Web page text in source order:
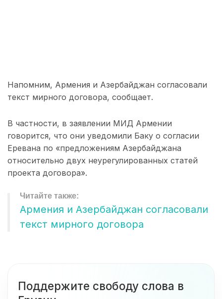
Напомним, Армения и Азербайджан согласовали
текст мирного договора, сообщает.
В частности, в заявлении МИД Армении
говорится, что они уведомили Баку о согласии
Еревана по «предложениям Азербайджана
относительно двух неурегулированных статей
проекта договора».
Армения и Азербайджан согласовали
текст мирного договора
Поддержите свободу слова в